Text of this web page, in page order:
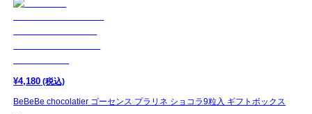
¥4,180 (税込)
BeBeBe chocolatier ゴーセンス プラリネ ショコラ9粒入 ギフトボックス